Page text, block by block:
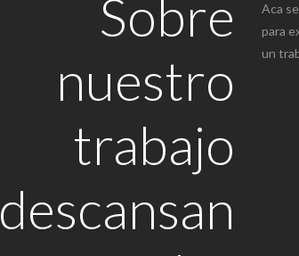
Sobre
nuestro
trabajo
descansan
Aca
para
un